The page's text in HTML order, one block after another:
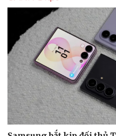
Hướng dẫn cách tạo
SmartAds
Tham khảo ngay trọn bộ hướng
quảng cáo mới trên SmartAds.
| SmartAds
SÀNH ĐIỆU